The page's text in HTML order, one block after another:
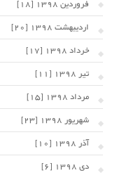
فروردین 1398 [18]
اردیبهشت 1398 [20]
خرداد 1398 [17]
تیر 1398 [11]
مرداد 1398 [15]
شهریور 1398 [23]
آذر 1398 [10]
دی 1398 [6]